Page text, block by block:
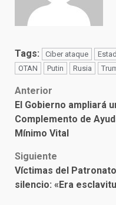
Tags: Ciber ataque
OTAN
Putin Rusia
Post
navigation
Anterior
El Gobierno ampliará
Complemento de
Mínimo Vital
Siguiente
Víctimas del
silencio: «Era